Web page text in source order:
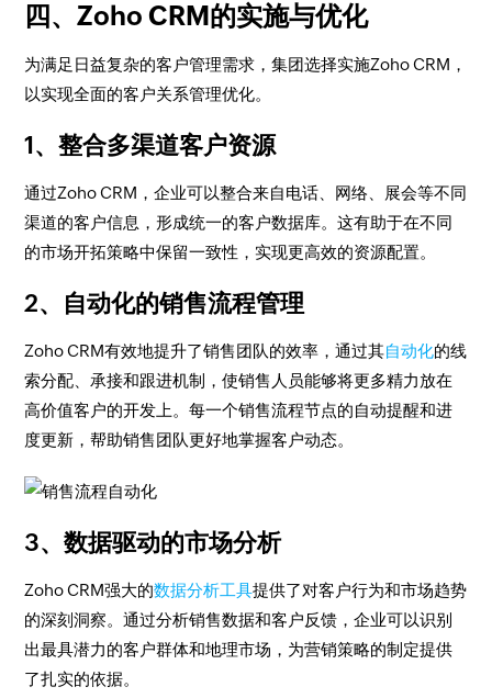
四、Zoho CRM的实施与优化
为满足日益复杂的客户管理需求，集团选择实施Zoho CRM，
以实现全面的客户关系管理优化。
1、整合多渠道客户资源
通过Zoho CRM，企业可以整合来自电话、网络、展会等不同
渠道的客户信息，形成统一的客户数据库。这有助于在不同
的市场开拓策略中保留一致性，实现更高效的资源配置。
2、自动化的销售流程管理
Zoho CRM有效地提升了销售团队的效率，通过其自动化的线
索分配、承接和跟进机制，使销售人员能够将更多精力放在
高价值客户的开发上。每一个销售流程节点的自动提醒和进
度更新，帮助销售团队更好地掌握客户动态。
3、数据驱动的市场分析
Zoho CRM强大的数据分析工具提供了对客户行为和市场趋势
的深刻洞察。通过分析销售数据和客户反馈，企业可以识别
出最具潜力的客户群体和地理市场，为营销策略的制定提供
了扎实的依据。